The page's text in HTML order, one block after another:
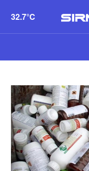
32.7°C